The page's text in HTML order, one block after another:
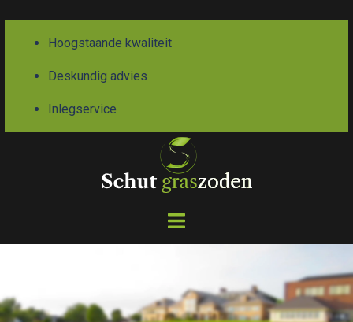
Hoogstaande kwaliteit
Deskundig advies
Inlegservice